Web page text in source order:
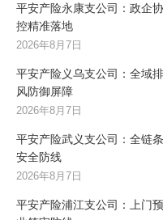
平安产险永康支公司：政企
控精准落地
2026年8月7日
平安产险义乌支公司：全域
风防御屏障
2026年8月7日
平安产险武义支公司：全链
安全防线
2026年8月7日
平安产险浦江支公司：上门